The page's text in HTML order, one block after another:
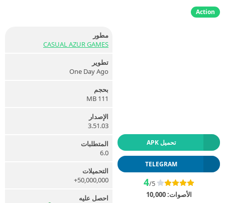
Action
تحميل APK
TELEGRAM
4/5
الأصوات:10,000
مطور
CASUAL AZUR GAMES
تطوير
One Day Ago
بحجم
111 MB
الإصدار
3.51.03
المتطلبات
6.0
التحميلات
50,000,000+
احصل عليه